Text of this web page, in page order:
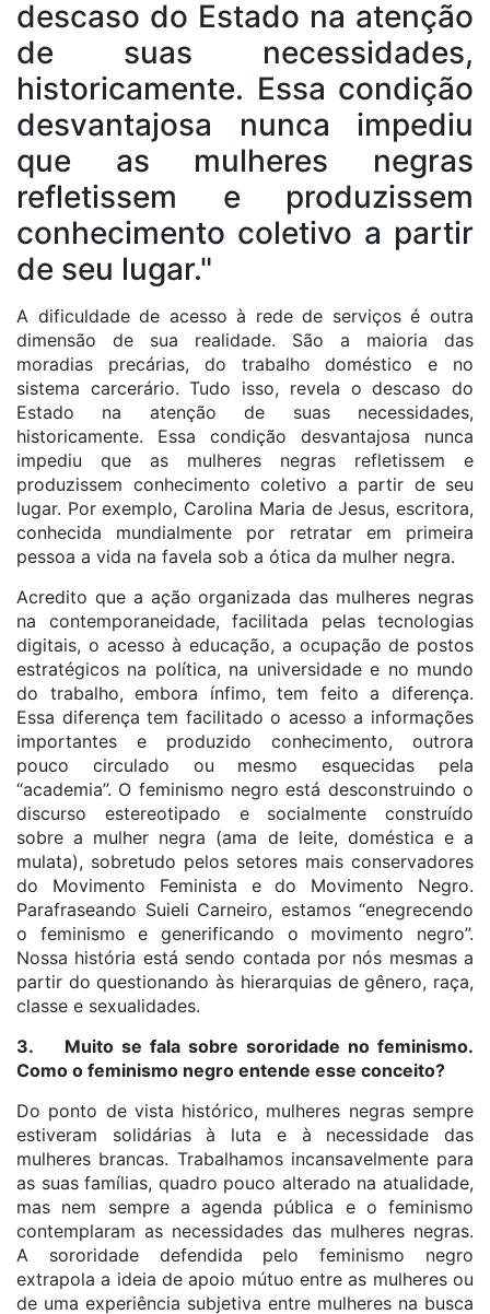
descaso do Estado na atenção
de suas necessidades,
historicamente. Essa condição
desvantajosa nunca impediu
que as mulheres negras
refletissem e produzissem
conhecimento coletivo a partir
de seu lugar."
A dificuldade de acesso à rede de serviços é outra
dimensão de sua realidade. São a maioria das
moradias precárias, do trabalho doméstico e no
sistema carcerário. Tudo isso, revela o descaso do
Estado na atenção de suas necessidades,
historicamente. Essa condição desvantajosa nunca
impediu que as mulheres negras refletissem e
produzissem conhecimento coletivo a partir de seu
lugar. Por exemplo, Carolina Maria de Jesus, escritora,
conhecida mundialmente por retratar em primeira
pessoa a vida na favela sob a ótica da mulher negra.
Acredito que a ação organizada das mulheres negras
na contemporaneidade, facilitada pelas tecnologias
digitais, o acesso à educação, a ocupação de postos
estratégicos na política, na universidade e no mundo
do trabalho, embora ínfimo, tem feito a diferença.
Essa diferença tem facilitado o acesso a informações
importantes e produzido conhecimento, outrora
pouco circulado ou mesmo esquecidas pela
“academia”. O feminismo negro está desconstruindo o
discurso estereotipado e socialmente construído
sobre a mulher negra (ama de leite, doméstica e a
mulata), sobretudo pelos setores mais conservadores
do Movimento Feminista e do Movimento Negro.
Parafraseando Suieli Carneiro, estamos “enegrecendo
o feminismo e generificando o movimento negro”.
Nossa história está sendo contada por nós mesmas a
partir do questionando às hierarquias de gênero, raça,
classe e sexualidades.
3. Muito se fala sobre sororidade no feminismo.
Como o feminismo negro entende esse conceito?
Do ponto de vista histórico, mulheres negras sempre
estiveram solidárias à luta e à necessidade das
mulheres brancas. Trabalhamos incansavelmente para
as suas famílias, quadro pouco alterado na atualidade,
mas nem sempre a agenda pública e o feminismo
contemplaram as necessidades das mulheres negras.
A sororidade defendida pelo feminismo negro
extrapola a ideia de apoio mútuo entre as mulheres ou
de uma experiência subjetiva entre mulheres na busca